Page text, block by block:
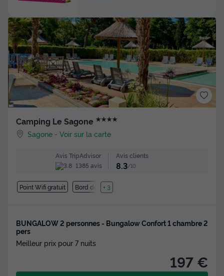
Camping Le Sagone ★★★★
Sagone -Voir sur la carte
Avis TripAdvisor
1385 avis
Avis clients
8.3/10
Point Wifi gratuit Bord de mer
+ 3
BUNGALOW 2 personnes - Bungalow Confort 1 chambre 2
pers
Meilleur prix pour 7 nuits
197 €